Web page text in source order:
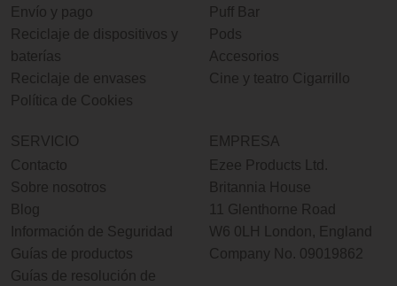
Envío y pago
Reciclaje de dispositivos y
baterías
Reciclaje de envases
Política de Cookies
Puff Bar
Pods
Accesorios
Cine y teatro Cigarrillo
SERVICIO
Contacto
Sobre nosotros
Blog
Información de Seguridad
Guías de productos
Guías de resolución de
EMPRESA
Ezee Products Ltd.
Britannia House
11 Glenthorne Road
W6 0LH London, England
Company No. 09019862